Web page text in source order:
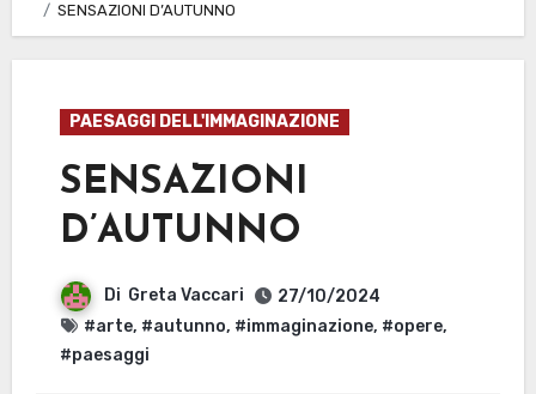
SENSAZIONI D’AUTUNNO
PAESAGGI DELL'IMMAGINAZIONE
SENSAZIONI
D’AUTUNNO
Di Greta Vaccari
27/10/2024
#arte, #autunno, #immaginazione, #opere,
#paesaggi